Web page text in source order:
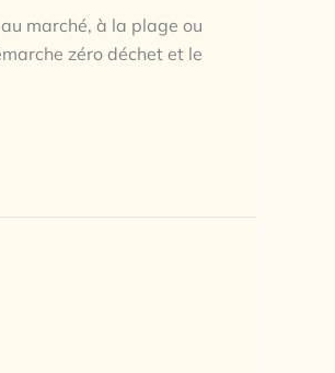
marché, à la plage ou
zéro déchet et le